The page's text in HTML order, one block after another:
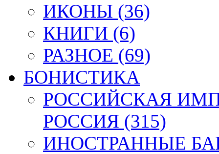
ИКОНЫ (36)
КНИГИ (6)
РАЗНОЕ (69)
БОНИСТИКА
РОССИЙСКАЯ
РОССИЯ (315)
ИНОСТРАННЫЕ